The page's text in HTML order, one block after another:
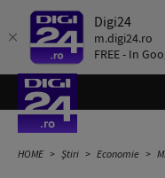
Digi24
m.digi24.ro
FREE - In
HOME Știri Economie